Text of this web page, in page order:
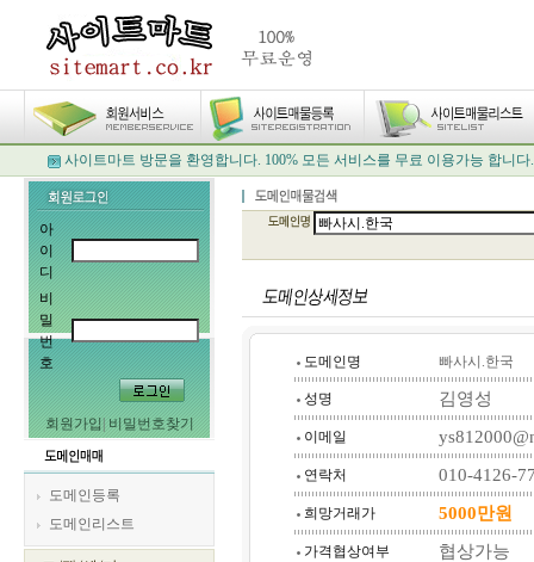
사이트마트 방문을 환영합니다. 100% 모든 서비스를 무료 이용가능 합니다.
아
이
디
비
밀
번
호
회원가입 비밀번호찾기
도메인등록
도메인리스트
도메인명 빠사시.한국
성명 김영성
이메일
연락처 010-4126-
희망거래가 5000만원
가격협상여부 협상가능